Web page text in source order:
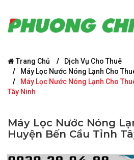
Trang Chủ
Dịch Vụ Cho Thuê
Máy Lọc Nước Nóng Lạnh Cho
Máy Lọc Nước Nóng Lạnh Cho
Tây Ninh
Máy Lọc Nước Nóng
Huyện Bến Cầu Tỉnh